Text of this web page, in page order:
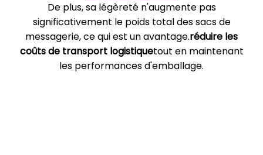
De plus, sa légèreté n'augmente pas
significativement le poids total des sacs de
messagerie, ce qui est un avantage.réduire les
coûts de transport logistiquetout en maintenant
les performances d'emballage.